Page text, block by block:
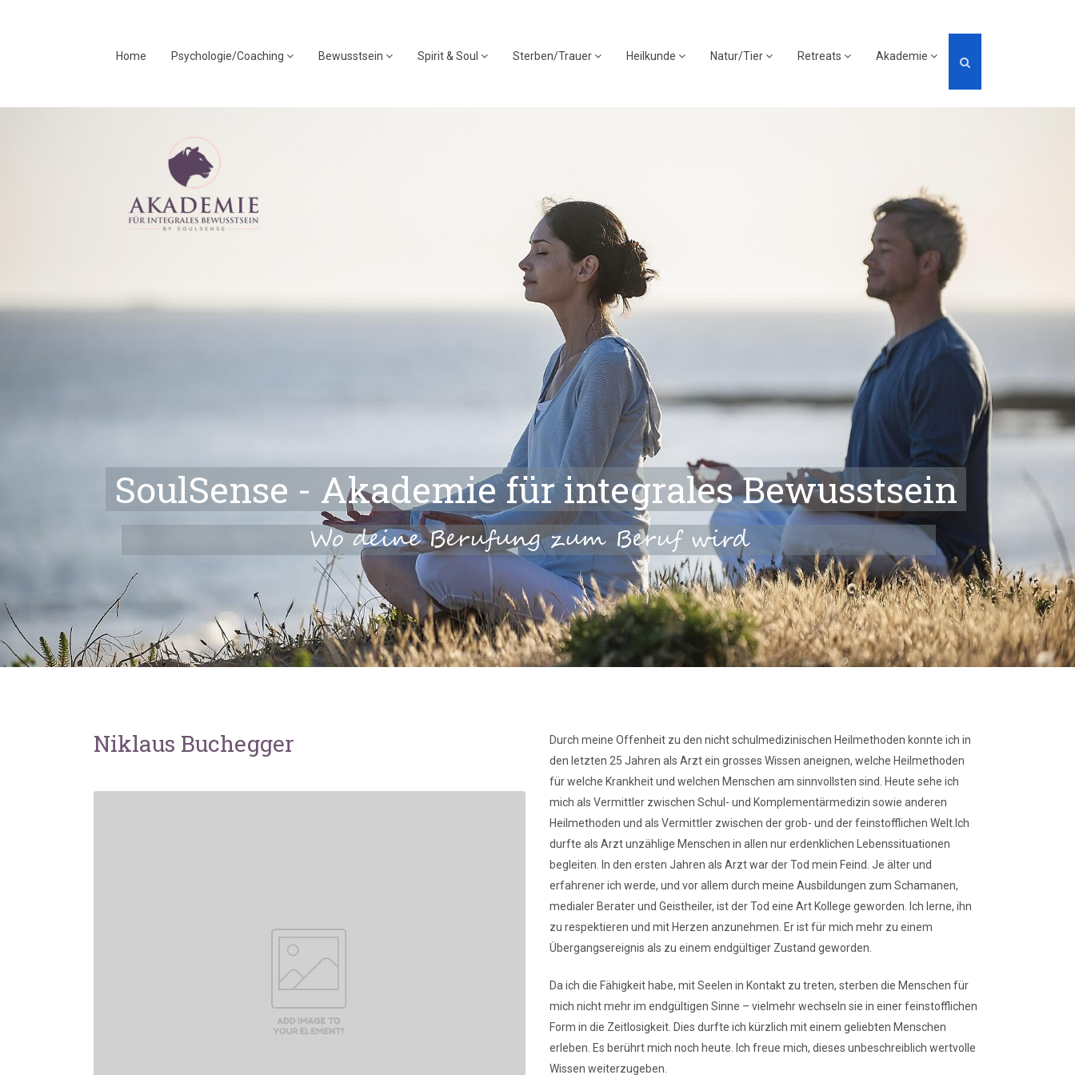
Home Psychologie/Coaching Bewusstsein Spirit & Soul Sterben/Trauer Heilkunde Natur/Tier Retreats Akademie
Wo deine Berufung zum Beruf wird
SoulSense - Akademie für integrales Bewusstsein
Niklaus Buchegger
Durch meine Offenheit zu den nicht schulmedizinischen Heilmethoden konnte ich in
den letzten 25 Jahren als Arzt ein grosses Wissen aneignen, welche Heilmethoden
für welche Krankheit und welchen Menschen am sinnvollsten sind. Heute sehe ich
mich als Vermittler zwischen Schul- und Komplementärmedizin sowie anderen
Heilmethoden und als Vermittler zwischen der grob- und der feinstofflichen Welt.Ich
durfte als Arzt unzählige Menschen in allen nur erdenklichen Lebenssituationen
begleiten. In den ersten Jahren als Arzt war der Tod mein Feind. Je älter und
erfahrener ich werde, und vor allem durch meine Ausbildungen zum Schamanen,
medialer Berater und Geistheiler, ist der Tod eine Art Kollege geworden. Ich lerne, ihn
zu respektieren und mit Herzen anzunehmen. Er ist für mich mehr zu einem
Übergangsereignis als zu einem endgültiger Zustand geworden.
Da ich die Fähigkeit habe, mit Seelen in Kontakt zu treten, sterben die Menschen für
mich nicht mehr im endgültigen Sinne – vielmehr wechseln sie in einer feinstofflichen
Form in die Zeitlosigkeit. Dies durfte ich kürzlich mit einem geliebten Menschen
erleben. Es berührt mich noch heute. Ich freue mich, dieses unbeschreiblich wertvolle
Wissen weiterzugeben.